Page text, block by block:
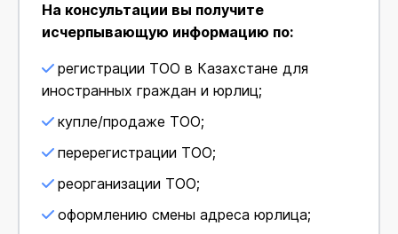
На консультации вы получите
исчерпывающую информацию по:
регистрации ТОО в Казахстане для
иностранных граждан и юрлиц;
купле/продаже ТОО;
перерегистрации ТОО;
реорганизации ТОО;
оформлению смены адреса юрлица;